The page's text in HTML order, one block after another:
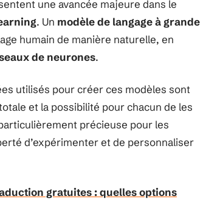
une avancée majeure dans le
. Un modèle de langage à grande
humain de manière naturelle, en
de neurones.
utilisés pour créer ces modèles sont
et la possibilité pour chacun de les
précieuse pour les
d’expérimenter et de personnaliser
gratuites : quelles options